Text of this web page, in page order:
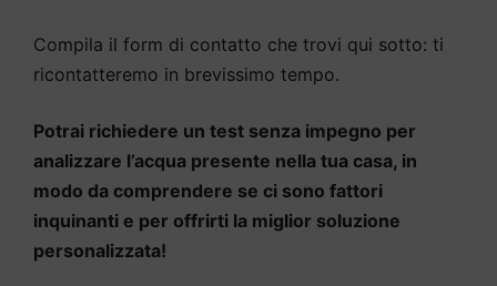
Compila il form di contatto che trovi qui sotto: ti
ricontatteremo in brevissimo tempo.
Potrai richiedere un test senza impegno per
analizzare l’acqua presente nella tua casa, in
modo da comprendere se ci sono fattori
inquinanti e per offrirti la miglior soluzione
personalizzata!